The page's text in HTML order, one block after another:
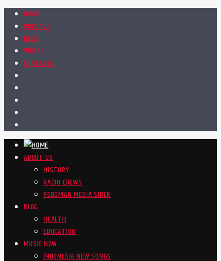
HOME
PODCAST
BLOG
VIDEOS
CONTACTS
ABOUT US
HISTORY
RADIO CREWS
PEDOMAN MEDIA SIBER
BLOG
HEALTH
EDUCATION
MUSIC NOW
INDONESIA NEW SONGS